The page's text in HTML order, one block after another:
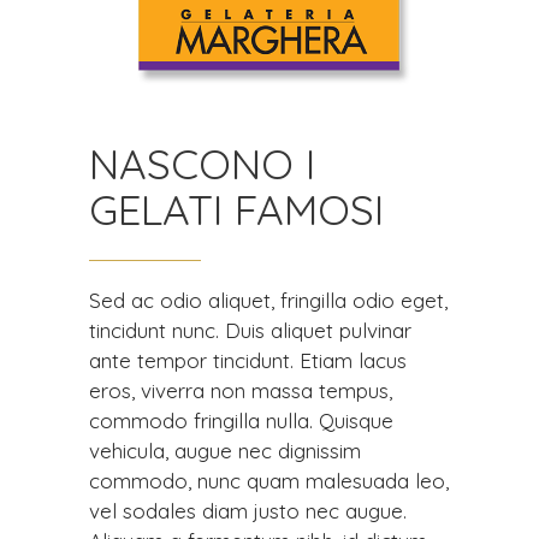
NASCONO I
GELATI FAMOSI
Sed ac odio aliquet, fringilla odio eget,
tincidunt nunc. Duis aliquet pulvinar
ante tempor tincidunt. Etiam lacus
eros, viverra non massa tempus,
commodo fringilla nulla. Quisque
vehicula, augue nec dignissim
commodo, nunc quam malesuada leo,
vel sodales diam justo nec augue.